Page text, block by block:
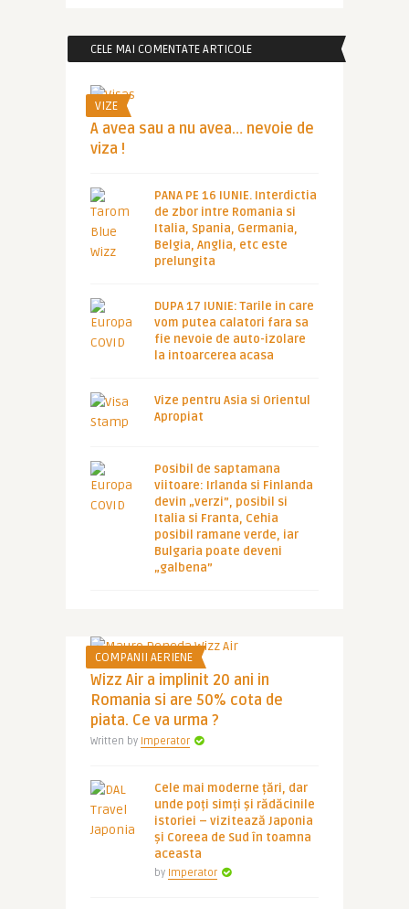
CELE MAI COMENTATE ARTICOLE
VIZE
A avea sau a nu avea… nevoie de
viza !
PANA PE 16 IUNIE. Interdictia
de zbor intre Romania si
Italia, Spania, Germania,
Belgia, Anglia, etc este
prelungita
DUPA 17 IUNIE: Tarile in care
vom putea calatori fara sa
fie nevoie de auto-izolare
la intoarcerea acasa
Vize pentru Asia si Orientul
Apropiat
Posibil de saptamana
viitoare: Irlanda si Finlanda
devin „verzi”, posibil si
Italia si Franta, Cehia
posibil ramane verde, iar
Bulgaria poate deveni
„galbena”
COMPANII AERIENE
Wizz Air a implinit 20 ani in
Romania si are 50% cota de
piata. Ce va urma ?
Written by Imperator
Cele mai moderne țări, dar
unde poți simți și rădăcinile
istoriei – vizitează Japonia
și Coreea de Sud în toamna
aceasta
by Imperator